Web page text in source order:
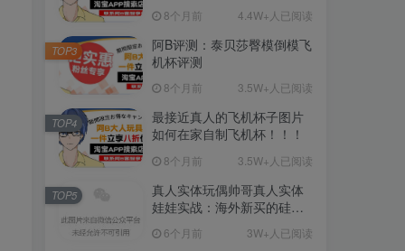
8个月前 4.4W+人已阅读
阿B评测：泰贝莎臀模倒模飞
机杯评测
8个月前 3.5W+人已阅读
TOP3
最接近真人的飞机杯子图片
如何在家自制飞机杯！！！
8个月前 3.5W+人已阅读
TOP4
真人实体玩偶帅哥真人实体
娃娃实战：海外新买的硅胶
6个月前 3W+人已阅读
TOP5